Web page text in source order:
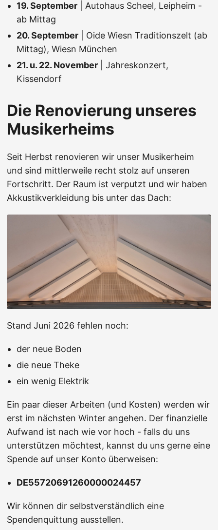
19. September | Autohaus Scheel, Leipheim -
ab Mittag
20. September | Oide Wiesn Traditionszelt (ab
Mittag), Wiesn München
21. u. 22. November | Jahreskonzert,
Kissendorf
Die Renovierung unseres
Musikerheims
Seit Herbst renovieren wir unser Musikerheim
und sind mittlerweile recht stolz auf unseren
Fortschritt. Der Raum ist verputzt und wir haben
Akkustikverkleidung bis unter das Dach:
Stand Juni 2026 fehlen noch:
der neue Boden
die neue Theke
ein wenig Elektrik
Ein paar dieser Arbeiten (und Kosten) werden wir
erst im nächsten Winter angehen. Der finanzielle
Aufwand ist nach wie vor hoch - falls du uns
unterstützen möchtest, kannst du uns gerne eine
Spende auf unser Konto überweisen:
DE55720691260000024457
Wir können dir selbstverständlich eine
Spendenquittung ausstellen.